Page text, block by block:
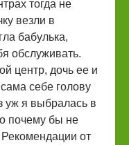
тогда не
везли в
бабулька,
обслуживать.
центр, дочь ее и
себе голову
уж я выбралась в
почему бы не
от